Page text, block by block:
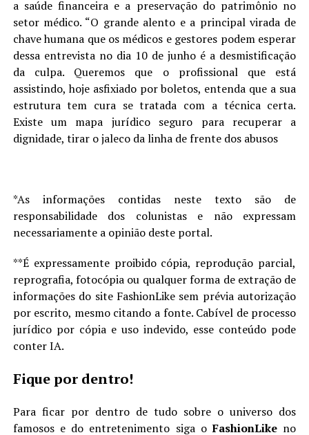
a saúde financeira e a preservação do patrimônio no
setor médico. “O grande alento e a principal virada de
chave humana que os médicos e gestores podem esperar
dessa entrevista no dia 10 de junho é a desmistificação
da culpa. Queremos que o profissional que está
assistindo, hoje asfixiado por boletos, entenda que a sua
estrutura tem cura se tratada com a técnica certa.
Existe um mapa jurídico seguro para recuperar a
dignidade, tirar o jaleco da linha de frente dos abusos
*As informações contidas neste texto são de
responsabilidade dos colunistas e não expressam
necessariamente a opinião deste portal.
**É expressamente proibido cópia, reprodução parcial,
reprografia, fotocópia ou qualquer forma de extração de
informações do site FashionLike sem prévia autorização
por escrito, mesmo citando a fonte. Cabível de processo
jurídico por cópia e uso indevido, esse conteúdo pode
conter IA.
Fique por dentro!
Para ficar por dentro de tudo sobre o universo dos
famosos e do entretenimento siga oFashionLike no